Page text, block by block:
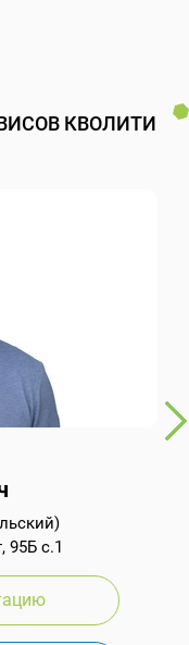
КВОЛИТИ
95Б с.1